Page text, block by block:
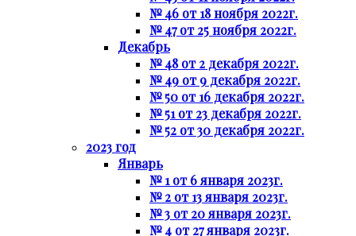
№ 46 от 18 ноября 2022г.
№ 47 от 25 ноября 2022г.
Декабрь
№ 48 от 2 декабря 2022г.
№ 49 от 9 декабря 2022г.
№ 50 от 16 декабря 2022г.
№ 51 от 23 декабря 2022г.
№ 52 от 30 декабря 2022г.
2023 год
Январь
№ 1 от 6 января 2023г.
№ 2 от 13 января 2023г.
№ 3 от 20 января 2023г.
№ 4 от 27 января 2023г.